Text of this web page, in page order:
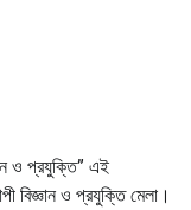
ও প্রযুক্তি” এই
বিজ্ঞান ও প্রযুক্তি মেলা।